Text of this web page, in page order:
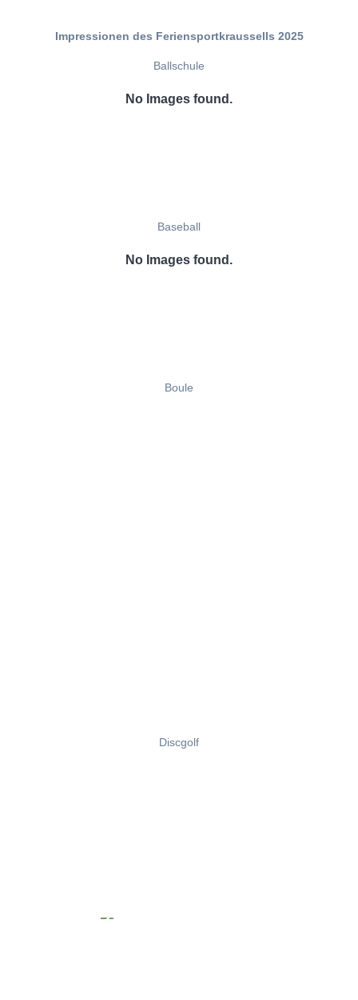
Impressionen des Feriensportkraussells 2025
Ballschule
No Images found.
Baseball
No Images found.
Boule
Discgolf